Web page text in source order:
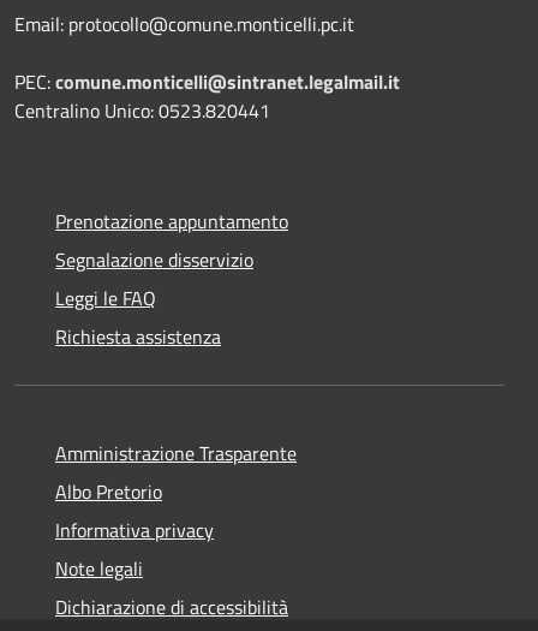
Email: protocollo@comune.monticelli.pc.it
PEC:comune.monticelli@sintranet.legalmail.it
Centralino Unico: 0523.820441
Prenotazione appuntamento
Segnalazione disservizio
Leggi le FAQ
Richiesta assistenza
Amministrazione Trasparente
Albo Pretorio
Informativa privacy
Note legali
Dichiarazione di accessibilità